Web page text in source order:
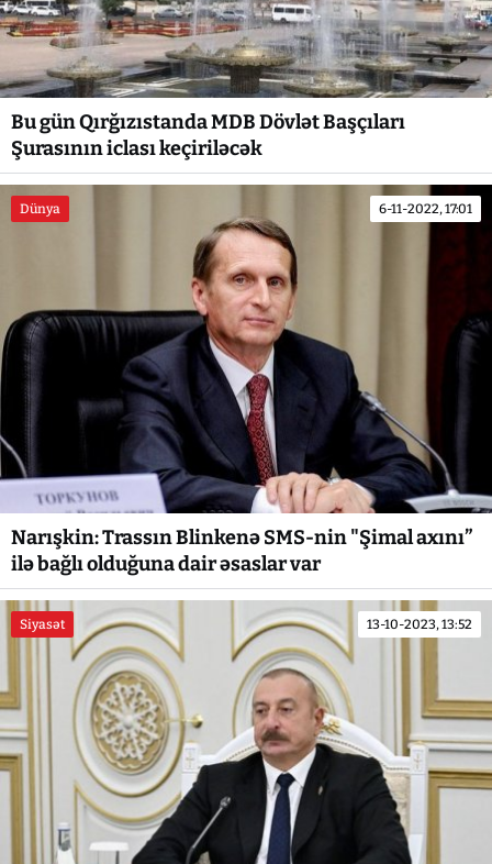
Bu gün Qırğızıstanda MDB Dövlət Başçıları
Şurasının iclası keçiriləcək
Dünya 6-11-2022, 17:01
Narışkin: Trassın Blinkenə SMS-nin "Şimal axını”
ilə bağlı olduğuna dair əsaslar var
Siyasət 13-10-2023, 13:52